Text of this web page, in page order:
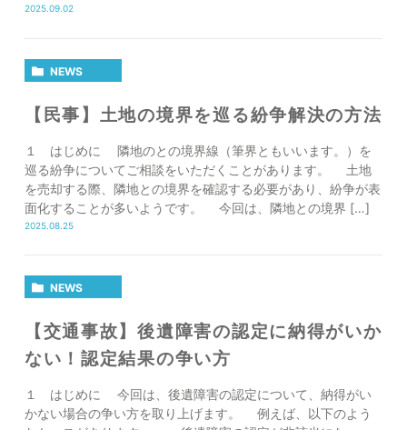
2025.09.02
NEWS
【民事】土地の境界を巡る紛争解決の方法
１ はじめに 隣地のとの境界線（筆界ともいいます。）を
巡る紛争についてご相談をいただくことがあります。 土地
を売却する際、隣地との境界を確認する必要があり、紛争が表
面化することが多いようです。 今回は、隣地との境界 […]
2025.08.25
NEWS
【交通事故】後遺障害の認定に納得がいか
ない！認定結果の争い方
１ はじめに 今回は、後遺障害の認定について、納得がい
かない場合の争い方を取り上げます。 例えば、以下のよう